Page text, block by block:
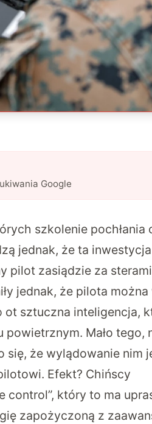
Google
szkolenie pochłania
jednak, że ta
pilot zasiądzie za sterami
jednak, że pilota
sztuczna inteligencja,
powietrznym. Mało tego,
się, że wylądowanie nim
Efekt? Chińscy
który to ma
zapożyczoną z